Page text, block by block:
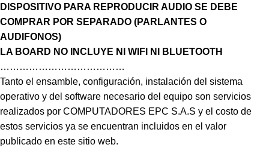
DISPOSITIVO PARA REPRODUCIR AUDIO SE DEBE
COMPRAR POR SEPARADO (PARLANTES O
AUDIFONOS)
LA BOARD NO INCLUYE NI WIFI NI BLUETOOTH
…………………………………
Tanto el ensamble, configuración, instalación del sistema
operativo y del software necesario del equipo son servicios
realizados por COMPUTADORES EPC S.A.S y el costo de
estos servicios ya se encuentran incluidos en el valor
publicado en este sitio web.